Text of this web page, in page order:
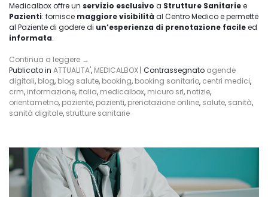
Medicalbox offre un servizio esclusivo a Strutture Sanitariee
Pazienti: fornisce maggiore visibilità al Centro Medico e permette
al Paziente di godere di un’esperienza di prenotazione facileed
informata.
Continua a leggere →
Publicato in ATTUALITA', MEDICALBOX Contrassegnato agende
digitali, blog, blog salute, booking, booking sanitario, centri medici,
crm, informazione, italia, medicalbox, micuro srl, notizie,
orientametno, paziente, pazienti, prenotazione online, salute, sanità,
sanità digitale, strutture sanitarie